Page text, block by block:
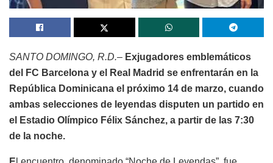
SANTO DOMINGO, R.D.– Exjugadores emblemáticos
del FC Barcelona y el Real Madrid se enfrentarán en la
República Dominicana el próximo 14 de marzo, cuando
ambas selecciones de leyendas disputen un partido en
el Estadio Olímpico Félix Sánchez, a partir de las 7:30
de la noche.